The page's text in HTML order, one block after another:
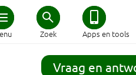
Zoek Apps en tools
Schijf van Vijf
Vraag en